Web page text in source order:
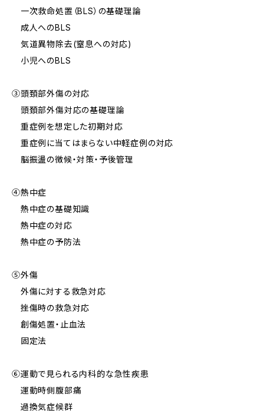
一次救命処置（BLS）の基礎理論
成人へのBLS
気道異物除去(窒息への対応)
小児へのBLS
③頭頚部外傷の対応
頭頚部外傷対応の基礎理論
重症例を想定した初期対応
重症例に当てはまらない中軽症例の対応
脳振盪の徴候・対策・予後管理
④熱中症
熱中症の基礎知識
熱中症の対応
熱中症の予防法
⑤外傷
外傷に対する救急対応
挫傷時の救急対応
創傷処置・止血法
固定法
⑥運動で見られる内科的な急性疾患
運動時側腹部痛
過換気症候群